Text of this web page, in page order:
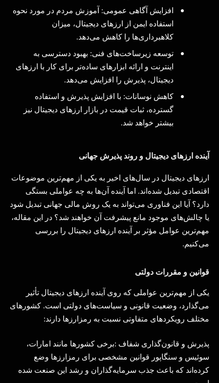
افزایش آگاهی عمومی: آموزش مردم در مورد نحوه
استفاده ایمن از ارزهای دیجیتال، میزان
کلاهبرداری‌ها را کاهش می‌دهد.
توسعه زیرساخت‌های فنی: بهبود دسترسی به
اینترنت و ارائه ابزارهای ساده‌تر برای کار با ارزهای
دیجیتال، پذیرش را افزایش می‌دهد.
کاهش نوسانات: با افزایش پذیرش و استفاده
گسترده، ثبات قیمت در بازار ارزهای دیجیتال نیز
بیشتر خواهد شد.
آینده ارزهای دیجیتال و روند پذیرش جهانی
ارزهای دیجیتال در سال‌های اخیر به یکی از مهم‌ترین موضوعات
اقتصادی تبدیل شده‌اند. اما آینده آن‌ها به چه عواملی بستگی
دارد؟ آیا این فناوری می‌تواند به یک روش مالی جهانی تبدیل شود
یا چالش‌های موجود مانع پیشرفت آن خواهند شد؟ در این مقاله،
مهم‌ترین عوامل مؤثر بر آینده ارزهای دیجیتال را بررسی
می‌کنیم.
قوانین و مقررات دولتی
یکی از مهم‌ترین عواملی که روی آینده ارزهای دیجیتال تأثیر
می‌گذارد، وضعیت قانونی و سیاست‌های دولتی است. کشورهای
مختلف رویکردهای متفاوتی نسبت به رمزارزها دارند:
پذیرش و قانون‌گذاری شفاف :برخی کشورها مانند امارات،
سوئیس و سنگاپور قوانین مشخصی برای رمزارزها وضع
کرده‌اند که باعث جذب سرمایه‌گذاران و رشد این صنعت شده